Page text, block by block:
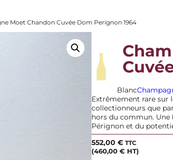
Moet Chandon Cuvée Dom Perignon 1964
Blanc
Extrêmement rare sur
collectionneurs que
hors du commun.
Pérignon et du
552,00 € TTC
(460,00 €HT)